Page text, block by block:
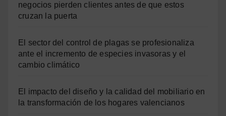
negocios pierden clientes antes de que estos
cruzan la puerta
El sector del control de plagas se profesionaliza
ante el incremento de especies invasoras y el
cambio climático
El impacto del diseño y la calidad del mobiliario en
la transformación de los hogares valencianos